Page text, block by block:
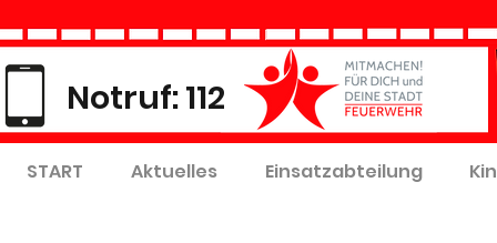
Notruf: 112
START Aktuelles Einsatzabteilung